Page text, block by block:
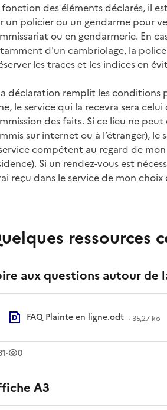
fonction des éléments déclarés, il
un policier ou un gendarme pour
ou en gendarmerie. En
d'un cambriolage, la
les traces et les indices en
déclaration remplit les
le service qui la recevra sera
des faits. Si ce lieu ne
sur internet ou à l’étranger),
compétent au regard de
Si un rendez-vous est
reçu dans le service de mon
ressources
aux questions autour de
FAQ Plainte en ligne.odt ·35,27 ko
· 0
vues
A3